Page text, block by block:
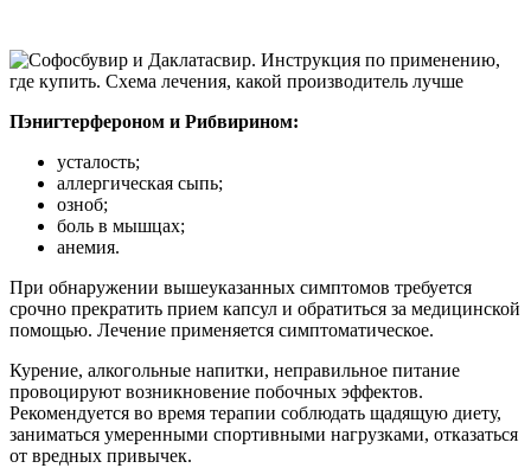
Пэнигтерфероном и Рибвирином:
усталость;
аллергическая сыпь;
озноб;
боль в мышцах;
анемия.
При обнаружении вышеуказанных симптомов требуется
срочно прекратить прием капсул и обратиться за медицинской
помощью. Лечение применяется симптоматическое.
Курение, алкогольные напитки, неправильное питание
провоцируют возникновение побочных эффектов.
Рекомендуется во время терапии соблюдать щадящую диету,
заниматься умеренными спортивными нагрузками, отказаться
от вредных привычек.